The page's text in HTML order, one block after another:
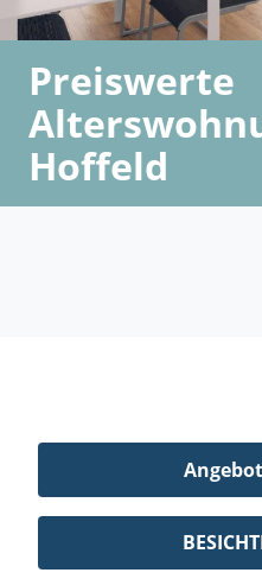
Preiswerte
Hoffeld